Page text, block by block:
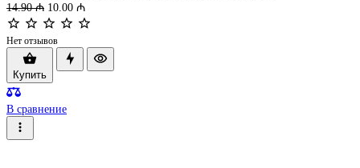
14.90 ₼ 10.00 ₼
Нет отзывов
Купить
В сравнение